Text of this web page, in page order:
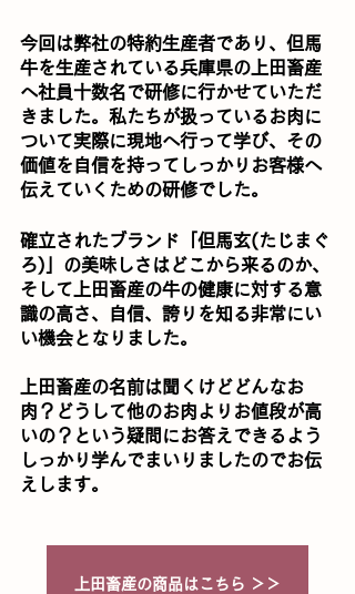
今回は弊社の特約生産者であり、但馬
牛を生産されている兵庫県の上田畜産
へ社員十数名で研修に行かせていただ
きました。私たちが扱っているお肉に
ついて実際に現地へ行って学び、その
価値を自信を持ってしっかりお客様へ
伝えていくための研修でした。
確立されたブランド「但馬玄(たじまぐ
ろ)」の美味しさはどこから来るのか、
そして上田畜産の牛の健康に対する意
識の高さ、自信、誇りを知る非常にい
い機会となりました。
上田畜産の名前は聞くけどどんなお
肉？どうして他のお肉よりお値段が高
いの？という疑問にお答えできるよう
しっかり学んでまいりましたのでお伝
えします。
上田畜産の商品はこちら ＞＞